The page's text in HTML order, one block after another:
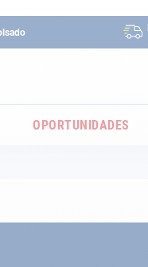
OPORTUNIDADES